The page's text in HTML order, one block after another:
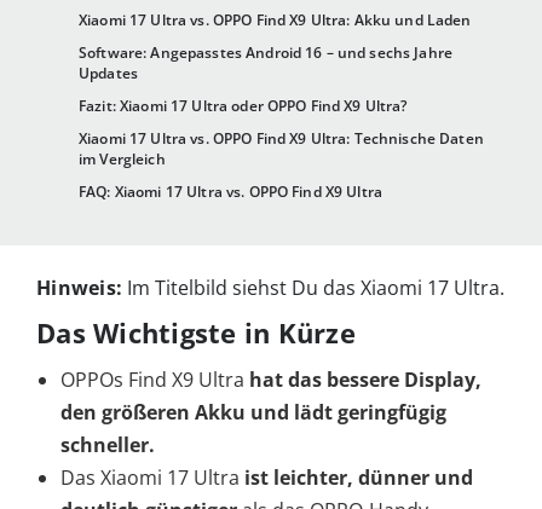
Xiaomi 17 Ultra vs. OPPO Find X9 Ultra: Akku und Laden
Software: Angepasstes Android 16 – und sechs Jahre
Updates
Fazit: Xiaomi 17 Ultra oder OPPO Find X9 Ultra?
Xiaomi 17 Ultra vs. OPPO Find X9 Ultra: Technische Daten
im Vergleich
FAQ: Xiaomi 17 Ultra vs. OPPO Find X9 Ultra
Hinweis: Im Titelbild siehst Du das Xiaomi 17 Ultra.
Das Wichtigste in Kürze
OPPOs Find X9 Ultra hat das bessere Display,
den größeren Akku und lädt geringfügig
schneller.
Das Xiaomi 17 Ultra ist leichter, dünner und